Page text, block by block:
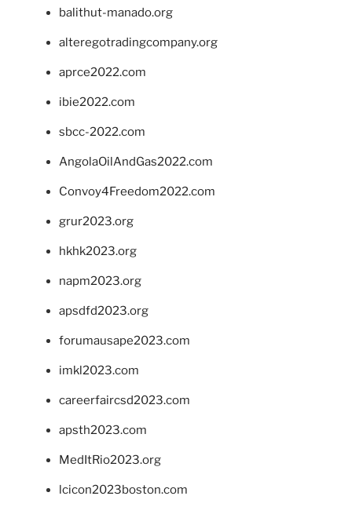
balithut-manado.org
alteregotradingcompany.org
aprce2022.com
ibie2022.com
sbcc-2022.com
AngolaOilAndGas2022.com
Convoy4Freedom2022.com
grur2023.org
hkhk2023.org
napm2023.org
apsdfd2023.org
forumausape2023.com
imkl2023.com
careerfaircsd2023.com
apsth2023.com
MedItRio2023.org
lcicon2023boston.com